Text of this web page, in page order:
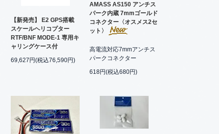
【新発売】 E2 GPS搭載
スケールヘリコプター
RTF/BNF MODE-1 専用キ
ャリングケース付
69,627円(税込76,590円)
AMASS AS150 アンチス
パーク内蔵 7mmゴールド
コネクター〈オスメス2セ
ット〉
高電流対応7mmアンチス
パークコネクター
618円(税込680円)